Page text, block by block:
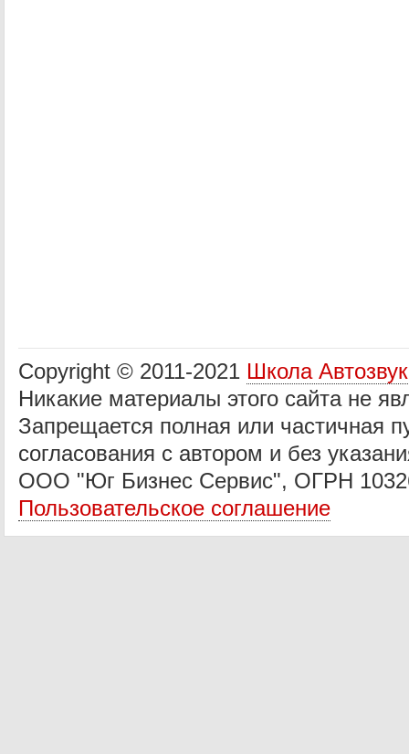
Copyright © 2011-2021 Школа
Никакие материалы этого сайта не
Запрещается полная или частичная
согласования с автором и без
ООО "Юг Бизнес Сервис", ОГРН
Пользовательское соглашение